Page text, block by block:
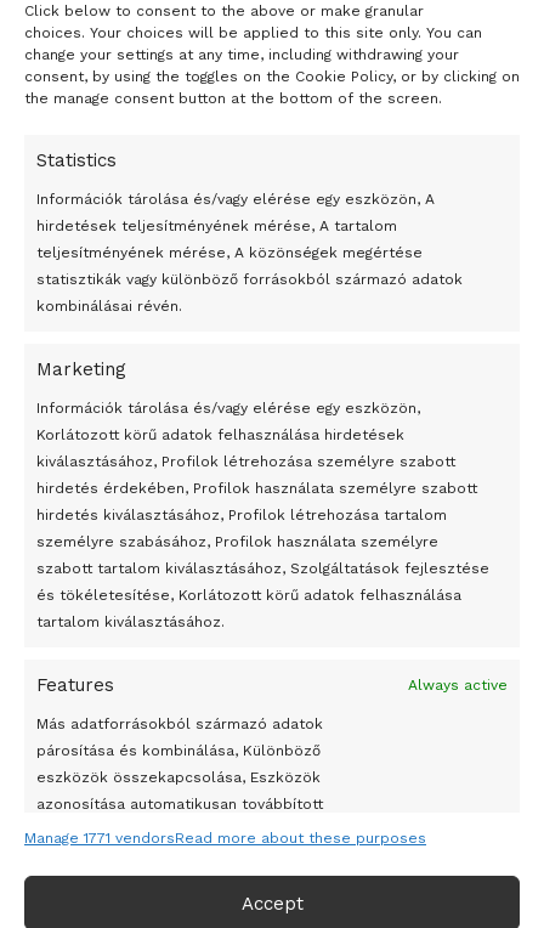
Click below to consent to the above or make granular
choices. Your choices will be applied to this site only. You can
change your settings at any time, including withdrawing your
consent, by using the toggles on the Cookie Policy, or by clicking on
the manage consent button at the bottom of the screen.
Statistics
Információk tárolása és/vagy elérése egy eszközön, A
hirdetések teljesítményének mérése, A tartalom
teljesítményének mérése, A közönségek megértése
statisztikák vagy különböző forrásokból származó adatok
kombinálásai révén.
Marketing
Információk tárolása és/vagy elérése egy eszközön,
Korlátozott körű adatok felhasználása hirdetések
kiválasztásához, Profilok létrehozása személyre szabott
hirdetés érdekében, Profilok használata személyre szabott
hirdetés kiválasztásához, Profilok létrehozása tartalom
személyre szabásához, Profilok használata személyre
szabott tartalom kiválasztásához, Szolgáltatások fejlesztése
és tökéletesítése, Korlátozott körű adatok felhasználása
tartalom kiválasztásához.
Features Always active
Más adatforrásokból származó adatok
párosítása és kombinálása, Különböző
eszközök összekapcsolása, Eszközök
azonosítása automatikusan továbbított
információk alapján.
Pontos földrajzi helymeghatározási adatok
felhasználása, Eszközök azonosítása aktívan kért
Manage 1771 vendorsRead more about these purposes
Accept
24 óra
Átmenetileg szünetelnek az összecsapások Bahmutnál
felhasználhatóvá válnak
Megváltoztatják a montenegrói egyházügyi törvény
A jövő évben Csehország hatalmas hiánnyal fog gazdálkodni
bemutató fotókiállítás nyílt
Megveszi az osztrák Wienerberger az amerikai Meridian
Bricket
A Startup Campus egyetemi programjainak legjobbjai az
okosváros és zöld energetikai ötletek lettek
A Ringo Starr új albummal jelentkezik
A Vajdasági Magyar Szövetség államtitkárait kinevezték
A középkori közép-ázsiai városállamok bukását nem
Kuramagomedov ötödik, Muszukajev elődöntős – Birkózó
világkupa